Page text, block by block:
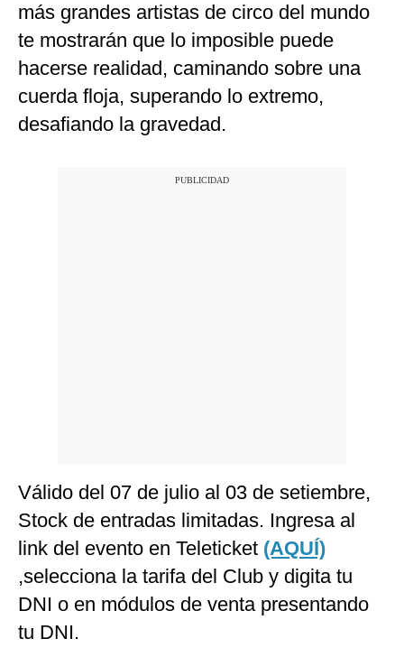
más grandes artistas de circo del mundo
te mostrarán que lo imposible puede
hacerse realidad, caminando sobre una
cuerda floja, superando lo extremo,
desafiando la gravedad.
Válido del 07 de julio al 03 de setiembre,
Stock de entradas limitadas. Ingresa al
link del evento en Teleticket (AQUÍ)
,selecciona la tarifa del Club y digita tu
DNI o en módulos de venta presentando
tu DNI.